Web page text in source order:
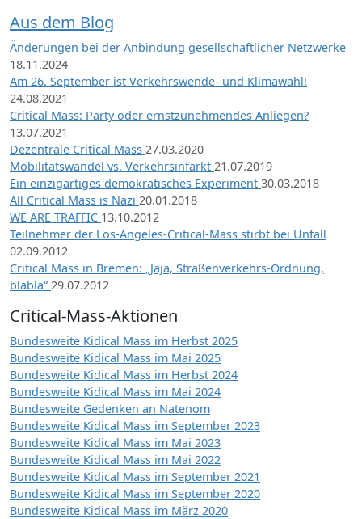
Aus dem Blog
Änderungen bei der Anbindung gesellschaftlicher Netzwerke
18.11.2024
Am 26. September ist Verkehrswende- und Klimawahl!
24.08.2021
Critical Mass: Party oder ernstzunehmendes Anliegen?
13.07.2021
Dezentrale Critical Mass 27.03.2020
Mobilitätswandel vs. Verkehrsinfarkt 21.07.2019
Ein einzigartiges demokratisches Experiment 30.03.2018
All Critical Mass is Nazi 20.01.2018
WE ARE TRAFFIC 13.10.2012
Teilnehmer der Los-Angeles-Critical-Mass stirbt bei Unfall
02.09.2012
Critical Mass in Bremen: „Jaja, Straßenverkehrs-Ordnung,
blabla“ 29.07.2012
Critical-Mass-Aktionen
Bundesweite Kidical Mass im Herbst 2025
Bundesweite Kidical Mass im Mai 2025
Bundesweite Kidical Mass im Herbst 2024
Bundesweite Kidical Mass im Mai 2024
Bundesweite Gedenken an Natenom
Bundesweite Kidical Mass im September 2023
Bundesweite Kidical Mass im Mai 2023
Bundesweite Kidical Mass im Mai 2022
Bundesweite Kidical Mass im September 2021
Bundesweite Kidical Mass im September 2020
Bundesweite Kidical Mass im März 2020